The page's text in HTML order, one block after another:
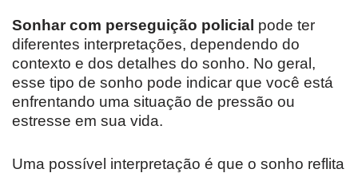
Sonhar com perseguição policial pode ter
diferentes interpretações, dependendo do
contexto e dos detalhes do sonho. No geral,
esse tipo de sonho pode indicar que você está
enfrentando uma situação de pressão ou
estresse em sua vida.
Uma possível interpretação é que o sonho reflita